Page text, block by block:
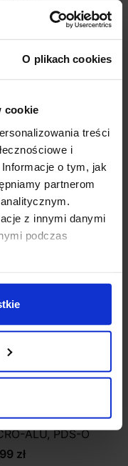
O plikach cookies
cookie
treści
i
o tym, jak
partnerom
z innymi danymi
podczas
ocynk dla
PDS4- ALU,
ALU, PDS-O
zł